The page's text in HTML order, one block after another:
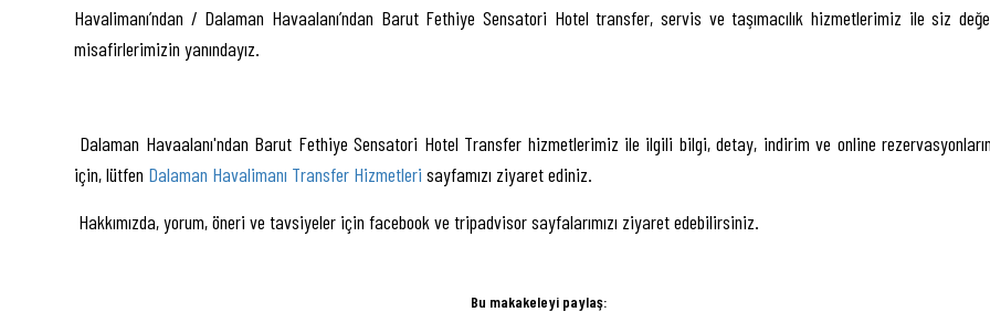
Havalimanı’ndan / Dalaman Havaalanı’ndan Barut Fethiye Sensatori Hotel transfer, servis ve taşımacılık hizmetlerimiz ile siz
misafirlerimizin yanındayız.
Dalaman Havaalanı'ndan Barut Fethiye Sensatori Hotel Transfer hizmetlerimiz ile ilgili bilgi, detay, indirim ve online
için, lütfen Dalaman Havalimanı Transfer Hizmetleri sayfamızı ziyaret ediniz.
Hakkımızda, yorum, öneri ve tavsiyeler için facebook ve tripadvisor sayfalarımızı ziyaret edebilirsiniz.
Bu makakeleyi paylaş: